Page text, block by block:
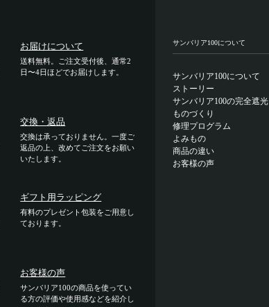
お届けについて
送料無料。ご注文受付後、通常2
日〜4日ほどでお届けします。
交換・返品
交換は承っておりません。一度ご
返品の上、改めてご注文をお願い
いたします。
ギフト用ラッピング
有料のプレゼント包装をご用意し
ております。
お客様の声
サンバリア100の商品を使ってい
る方の評価や使用感などを紹介し
サンバリア100について
サンバリア100について
ストーリー
サンバリア100の完全遮光
ものづくり
修理プログラム
よみもの
商品の違い
お客様の声